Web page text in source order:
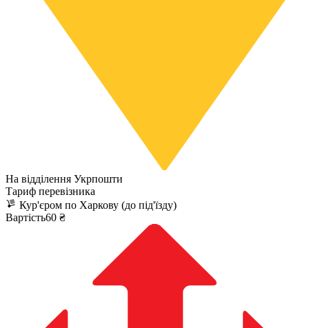
На відділення Укрпошти
Тариф перевізника
Кур'єром по Харкову (до під'їзду)
Вартість60 ₴